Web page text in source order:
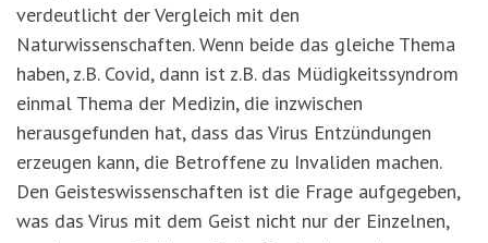
verdeutlicht der Vergleich mit den
Naturwissenschaften. Wenn beide das gleiche Thema
haben, z.B. Covid, dann ist z.B. das Müdigkeitssyndrom
einmal Thema der Medizin, die inzwischen
herausgefunden hat, dass das Virus Entzündungen
erzeugen kann, die Betroffene zu Invaliden machen.
Den Geisteswissenschaften ist die Frage aufgegeben,
was das Virus mit dem Geist nicht nur der Einzelnen,